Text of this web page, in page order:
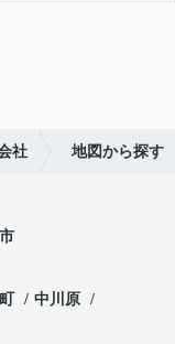
社 地図から探す
中川原